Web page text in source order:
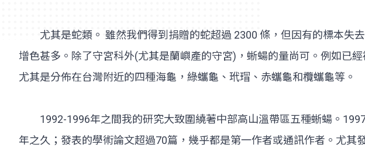
尤其是蛇類。 雖然我們得到捐贈的蛇超過 2300 條，但因有的標本失
增色甚多。除了守宮科外(尤其是蘭嶼產的守宮)，蜥蝪的量尚可。例如已
尤其是分佈在台灣附近的四種海龜，綠蠵龜、玳瑁、赤蠵龜和欖蠵龜等。
1992-1996年之間我的研究大致圍繞著中部高山溫帶區五種蜥蝪。
年之久；發表的學術論文超過70篇，幾乎都是第一作者或通訊作者。尤其